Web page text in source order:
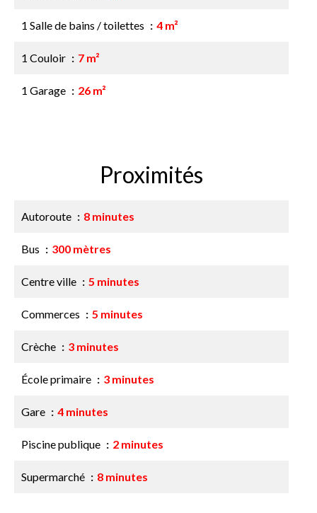
1 Salle de bains / toilettes 4 m²
1 Couloir 7 m²
1 Garage 26 m²
Proximités
Autoroute 8 minutes
Bus 300 mètres
Centre ville 5 minutes
Commerces 5 minutes
Crèche 3 minutes
École primaire 3 minutes
Gare 4 minutes
Piscine publique 2 minutes
Supermarché 8 minutes